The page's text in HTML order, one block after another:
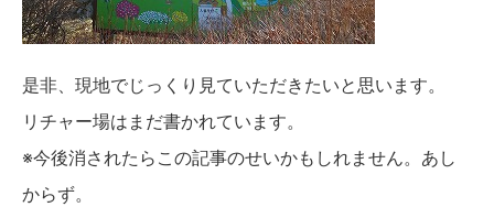
是非、現地でじっくり見ていただきたいと思います。
リチャー場はまだ書かれています。
※今後消されたらこの記事のせいかもしれません。あし
からず。